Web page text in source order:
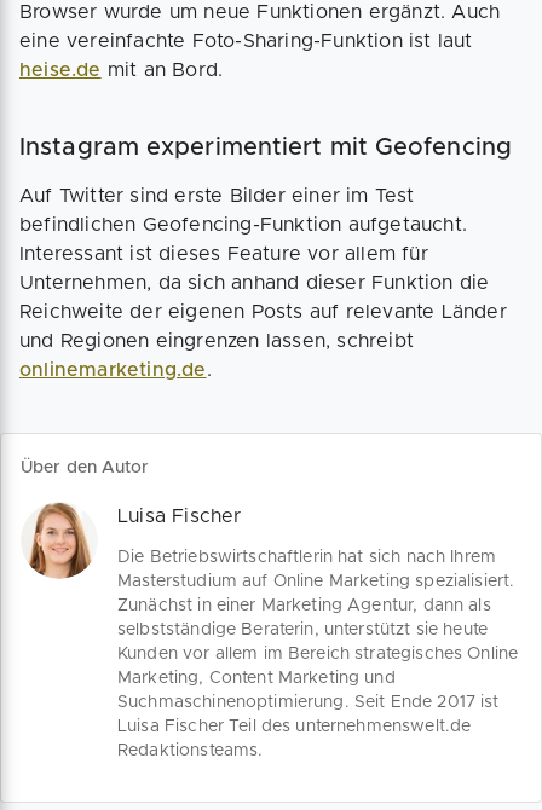
Browser wurde um neue Funktionen ergänzt. Auch
eine vereinfachte Foto-Sharing-Funktion ist laut
heise.de mit an Bord.
Instagram experimentiert mit Geofencing
Auf Twitter sind erste Bilder einer im Test
befindlichen Geofencing-Funktion aufgetaucht.
Interessant ist dieses Feature vor allem für
Unternehmen, da sich anhand dieser Funktion die
Reichweite der eigenen Posts auf relevante Länder
und Regionen eingrenzen lassen, schreibt
onlinemarketing.de.
Über den Autor
Luisa Fischer
Die Betriebswirtschaftlerin hat sich nach Ihrem
Masterstudium auf Online Marketing spezialisiert.
Zunächst in einer Marketing Agentur, dann als
selbstständige Beraterin, unterstützt sie heute
Kunden vor allem im Bereich strategisches Online
Marketing, Content Marketing und
Suchmaschinenoptimierung. Seit Ende 2017 ist
Luisa Fischer Teil des unternehmenswelt.de
Redaktionsteams.